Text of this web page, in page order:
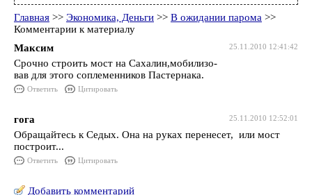
Главная >> Экономика, Деньги >> В ожидании парома >>
Комментарии к материалу
25.11.2010 12:41:42
Максим
Срочно строить мост на Сахалин,мобилизо-
вав для этого соплеменников Пастернака.
Ответить Цитировать
25.11.2010 12:52:01
гога
Обращайтесь к Седых. Она на руках перенесет, или мост
построит...
Ответить Цитировать
Добавить комментарий